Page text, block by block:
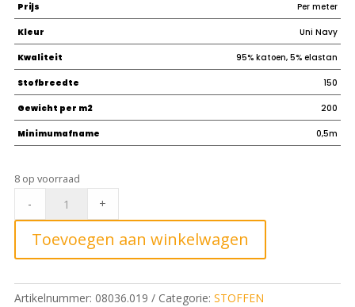
Prijs Per meter
Kleur Uni Navy
Kwaliteit 95% katoen, 5% elastan
Stofbreedte 150
Gewicht per m2 200
Minimumafname 0,5m
8 op voorraad
quantity
- +
Toevoegen aan winkelwagen
Artikelnummer: 08036.019 Categorie: STOFFEN